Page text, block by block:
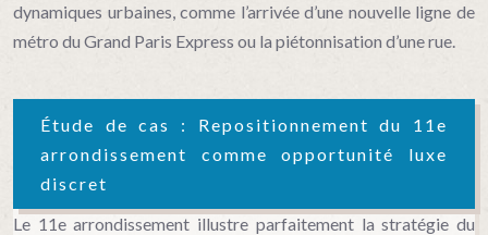
dynamiques urbaines, comme l’arrivée d’une nouvelle ligne de
métro du Grand Paris Express ou la piétonnisation d’une rue.
Étude de cas : Repositionnement du 11e
arrondissement comme opportunité luxe
discret
Le 11e arrondissement illustre parfaitement la stratégie du